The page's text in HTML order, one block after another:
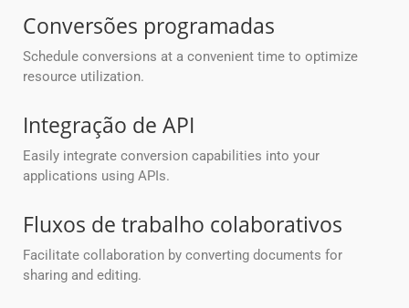
Conversões programadas
Schedule conversions at a convenient time to optimize
resource utilization.
Integração de API
Easily integrate conversion capabilities into your
applications using APIs.
Fluxos de trabalho colaborativos
Facilitate collaboration by converting documents for
sharing and editing.